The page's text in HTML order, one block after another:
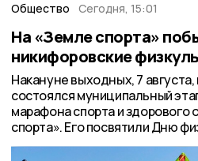
Общество Сегодня, 15:01
На «Земле спорта»
никифоровские
Накануне выходных, 7
состоялся муниципальный
марафона спорта и здорового
спорта». Его посвятили Дню